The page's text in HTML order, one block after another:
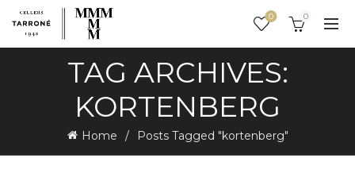
0 0
TAG ARCHIVES:
KORTENBERG
Home Posts Tagged "kortenberg"